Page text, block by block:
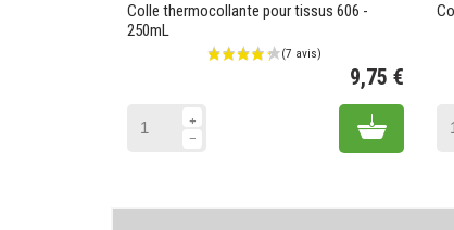
Colle thermocollante pour tissus 606 -
250mL
9,75 €
Add to